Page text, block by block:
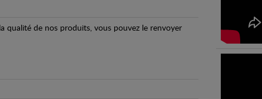
qualité de nos produits, vous pouvez le renvoyer